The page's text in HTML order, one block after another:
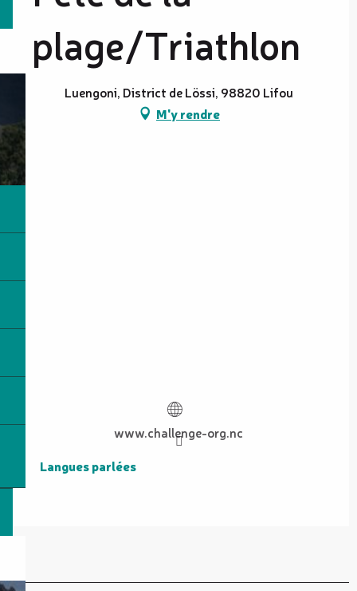
plage/Triathlon
Luengoni, District de Lössi, 98820 Lifou
M'y rendre
www.challenge-org.nc
Langues parlées
Langues parlées